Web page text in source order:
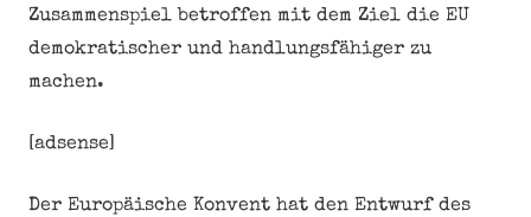
Zusammenspiel betroffen mit dem Ziel die EU
demokratischer und handlungsfähiger zu
machen.
[adsense]
Der Europäische Konvent hat den Entwurf des